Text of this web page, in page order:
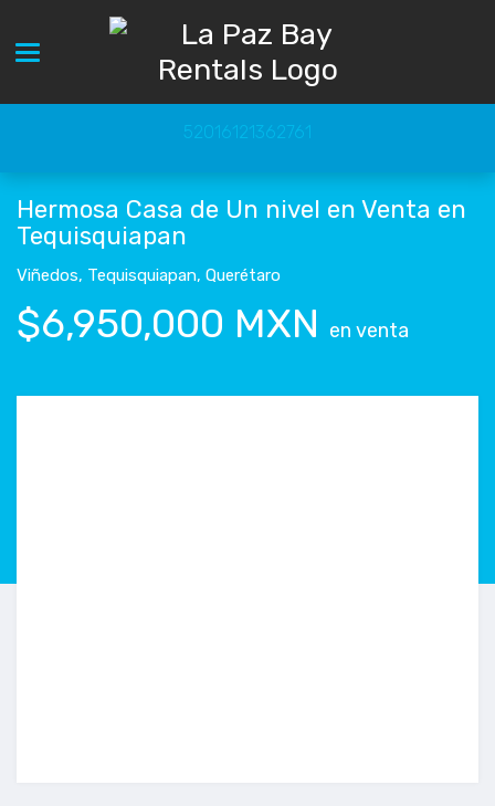
Toggle navigation
52016121362761
Hermosa Casa de Un nivel en Venta en
Tequisquiapan
Viñedos, Tequisquiapan, Querétaro
$6,950,000 MXN en venta